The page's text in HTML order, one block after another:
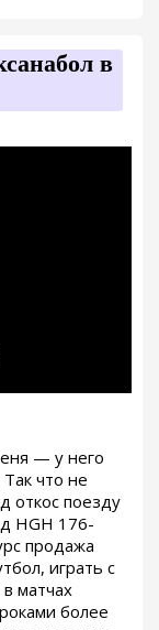
в
— у него
что не
откос поезду
HGH 176-
продажа
играть с
матчах
более